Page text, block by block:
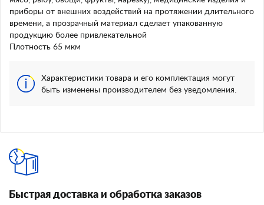
приборы от внешних воздействий на протяжении длительного
времени, а прозрачный материал сделает упакованную
продукцию более привлекательной
Плотность 65 мкм
Характеристики товара и его комплектация могут
быть изменены производителем без уведомления.
Быстрая доставка и обработка заказов